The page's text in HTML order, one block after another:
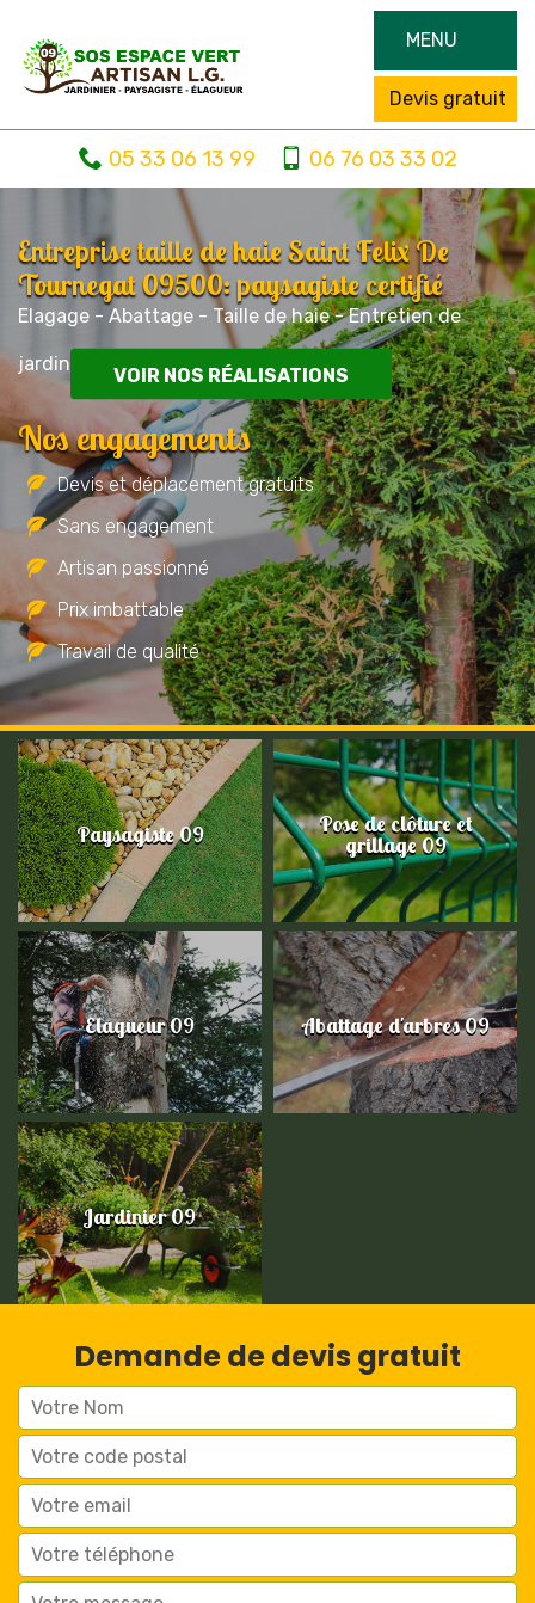
MENU
Devis gratuit
05 33 06 13 99 06 76 03 33 02
Entreprise taille de haie Saint Felix De
Tournegat 09500: paysagiste certifié
Elagage - Abattage - Taille de haie - Entretien de
jardin
VOIR NOS RÉALISATIONS
Nos engagements
Devis et déplacement gratuits
Sans engagement
Artisan passionné
Prix imbattable
Travail de qualité
Paysagiste 09 Pose de clôture et
grillage 09
Elagueur 09 Abattage d'arbres 09
Jardinier 09
Demande de devis gratuit